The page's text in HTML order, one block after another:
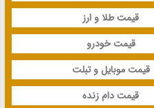
قیمت طلا و ارز
قیمت خودرو
قیمت موبایل و تبلت
قیمت دام زنده